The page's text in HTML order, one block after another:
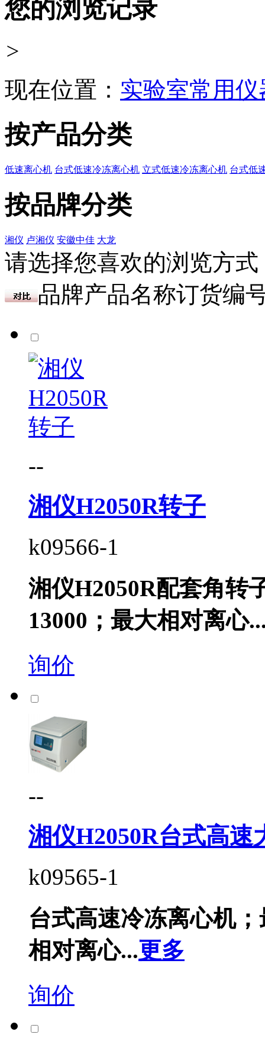
您的浏览记录
>
现在位置： 实验室常用仪
按产品分类
低速离心机 台式低速冷冻离心机 立式低速冷冻离心机 台式低
按品牌分类
湘仪 卢湘仪 安徽中佳 大龙
请选择您喜欢的浏览方式
品牌产品名称订货编
--
湘仪H2050R转子
k09566-1
湘仪H2050R配套角转
13000；最大相对离心
询价
--
湘仪H2050R台式高速
k09565-1
台式高速冷冻离心机
相对离心...更多
询价